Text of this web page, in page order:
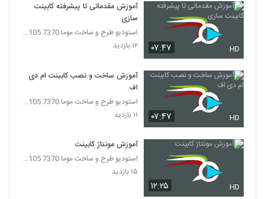
۰۷:۴۷ HD
آموزش مقدماتی تا پیشرفته کابینت
سازی
استودیو طرح و ساخت موما 7370 7105-021
۱۲ بازدید
۰۷:۴۷ HD
آموزش ساخت و نصب کابینت ام دی
اف
استودیو طرح و ساخت موما 7370 7105-021
۱۱ بازدید
۱۲:۲۵ HD
آموزش مونتاژ کابینت
استودیو طرح و ساخت موما 7370 7105-021
۱۵ بازدید